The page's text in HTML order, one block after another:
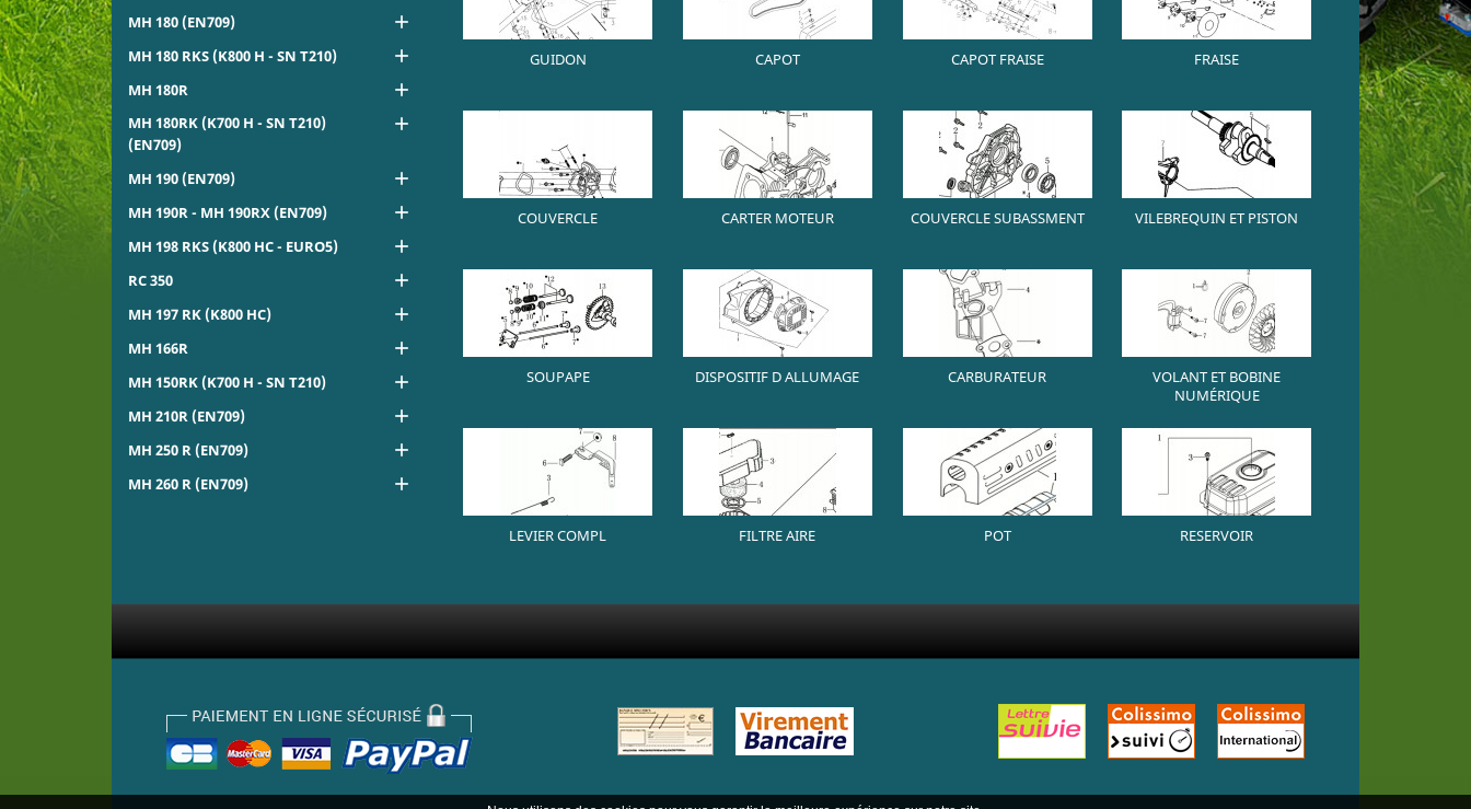
MH 180 (EN709) 
MH 180 RKS (K800 H - SN T210) 
MH 180R 
MH 180RK (K700 H - SN T210)
(EN709)

MH 190 (EN709) 
MH 190R - MH 190RX (EN709) 
MH 198 RKS (K800 HC - EURO5) 
RC 350 
MH 197 RK (K800 HC) 
MH 166R 
MH 150RK (K700 H - SN T210) 
MH 210R (EN709) 
MH 250 R (EN709) 
MH 260 R (EN709) 
GUIDON CAPOT CAPOT FRAISE FRAISE
COUVERCLE CARTER MOTEUR COUVERCLE SUBASSMENT VILEBREQUIN ET PISTON
SOUPAPE DISPOSITIF D ALLUMAGE CARBURATEUR
VOLANT ET BOBINE
NUMÉRIQUE
LEVIER COMPL FILTRE AIRE POT RESERVOIR